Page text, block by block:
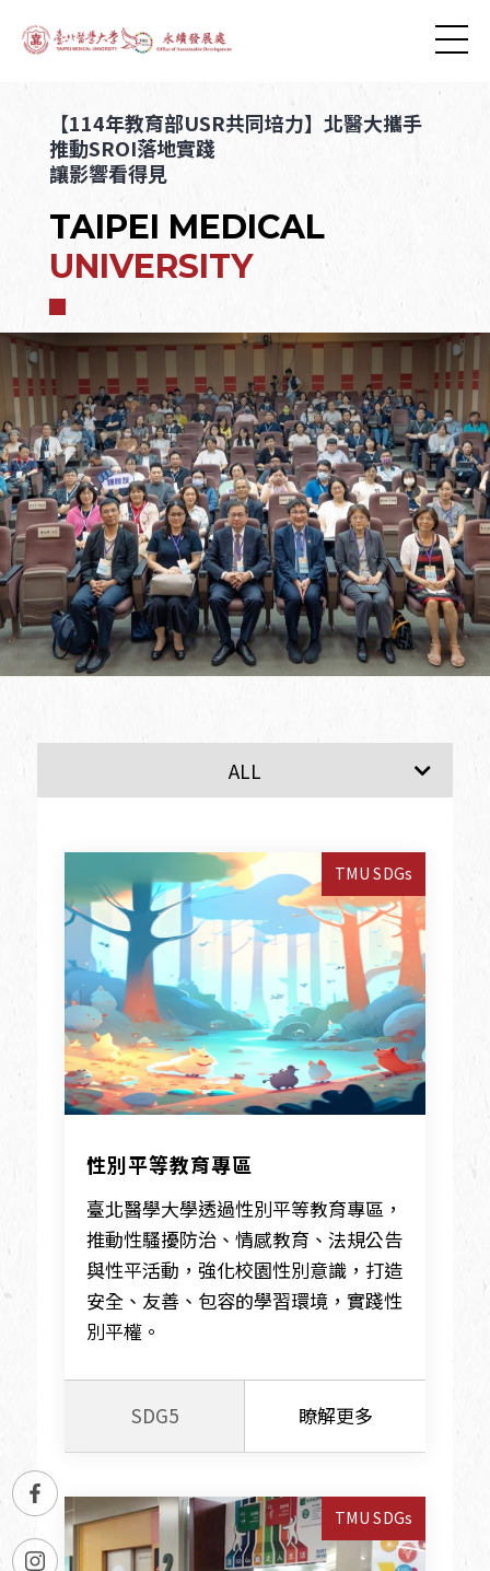
【114年教育部USR共同培力】北醫大攜手
推動SROI落地實踐
讓影響看得見
TAIPEI MEDICAL
UNIVERSITY
ALL
TMU SDGs
性別平等教育專區
臺北醫學大學透過性別平等教育專區，
推動性騷擾防治、情感教育、法規公告
與性平活動，強化校園性別意識，打造
安全、友善、包容的學習環境，實踐性
別平權。
SDG5 瞭解更多
TMU SDGs